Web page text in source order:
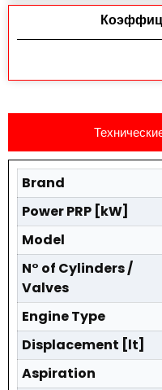
Brand
Power PRP [kW]
Model
N° of Cylinders /
Valves
Engine Type
Displacement [lt]
Aspiration